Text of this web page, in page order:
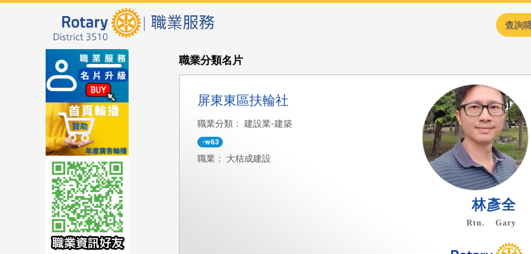
查詢
職業分類名片
屏東東區扶輪社
職業分類： 建設業-建築
-w63
職業： 大桔成建設
林彥全
Rtn. Gary